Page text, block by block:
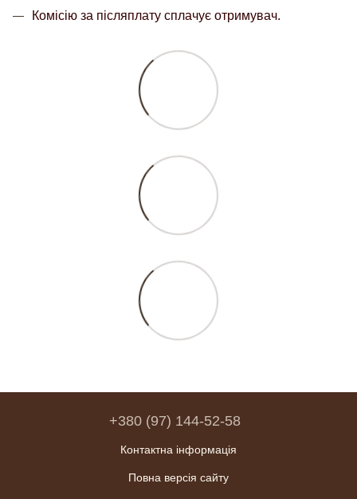
Комісію за післяплату сплачує отримувач.
+380 (97) 144-52-58
Контактна інформація
Повна версія сайту